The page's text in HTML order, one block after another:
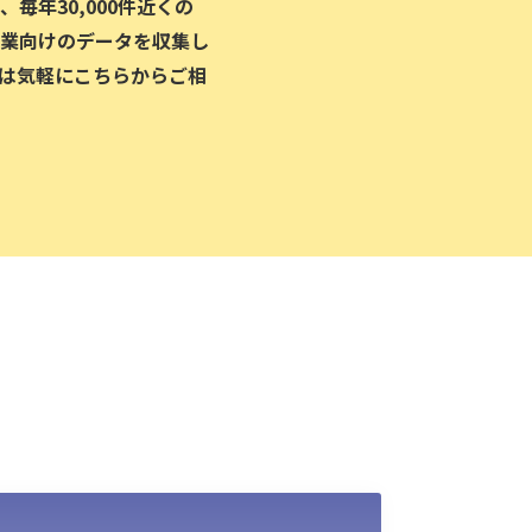
向けのデータを収集し
気軽にこちらからご相